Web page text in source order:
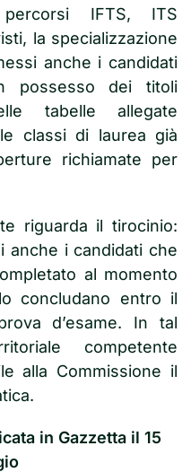
IFTS, ITS
la specializzazione
anche i candidati
possesso dei titoli
tabelle allegate
classi di laurea già
richiamate per
riguarda il tirocinio:
anche i candidati che
al momento
concludano entro il
d’esame. In tal
competente
alla Commissione il
in Gazzetta il 15